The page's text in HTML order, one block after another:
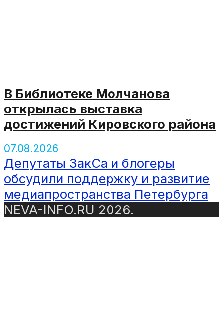
В Библиотеке Молчанова
открылась выставка
достижений Кировского района
07.08.2026
Депутаты ЗакСа и блогеры
обсудили поддержку и развитие
медиапространства Петербурга
NEVA-INFO.RU 2026.